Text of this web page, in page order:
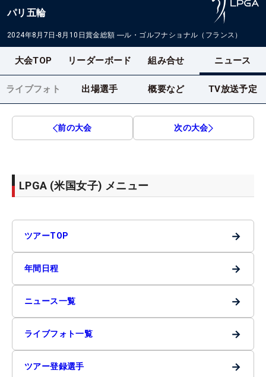
パリ五輪
2024年8月7日-8月10日賞金総額 ―ル・ゴルフナショナル（フランス）
大会TOP リーダーボード 組み合せ ニュース
ライブフォト 出場選手 概要など TV放送予定
前の大会 次の大会
LPGA (米国女子) メニュー
ツアーTOP →
年間日程 →
ニュース一覧 →
ライブフォト一覧 →
ツアー登録選手 →